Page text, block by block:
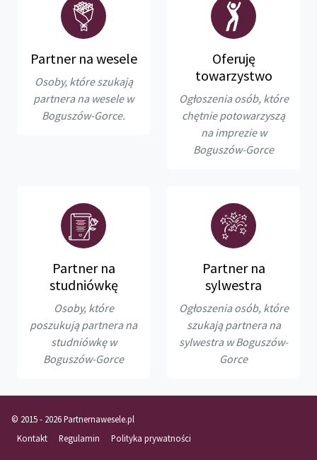
Partner na wesele
Osoby, które szukają
partnera na wesele w
Boguszów-Gorce.
Oferuję
towarzystwo
Ogłoszenia osób, które
chętnie potowarzyszą
na imprezie w
Boguszów-Gorce
Partner na
studniówkę
Osoby, które
poszukują partnera na
studniówkę w
Boguszów-Gorce
Partner na
sylwestra
Ogłoszenia osób, które
szukają partnera na
sylwestra w Boguszów-
Gorce
© 2015 - 2026 Partnernawesele.pl
Kontakt
Regulamin Polityka prywatności